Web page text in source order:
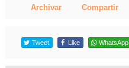
Archivar Compartir
Tweet Like WhatsApp